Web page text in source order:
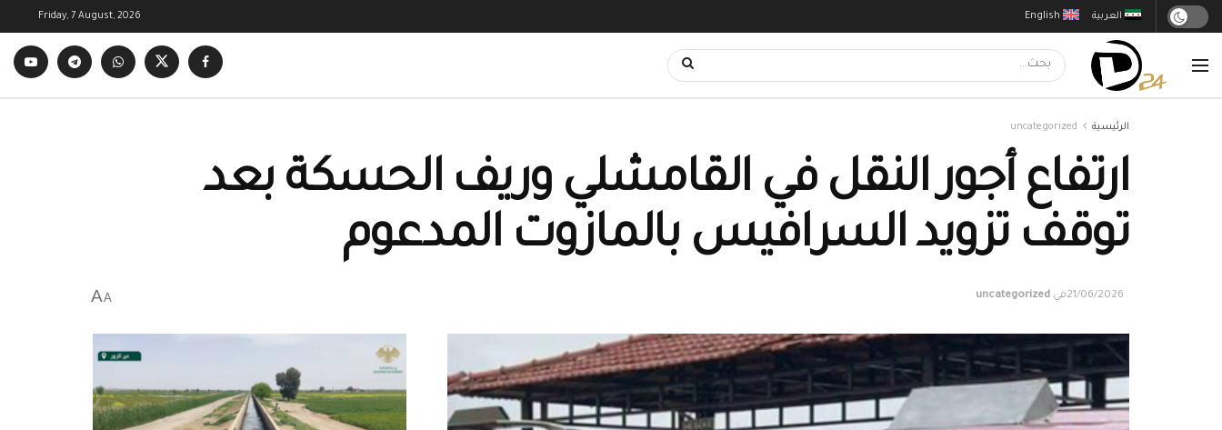
English العربية Friday, 7 August, 2026
الرئيسية uncategorized
ارتفاع أجور النقل في القامشلي وريف الحسكة بعد
توقف تزويد السرافيس بالمازوت المدعوم
21/06/2026في uncategorized
A
A